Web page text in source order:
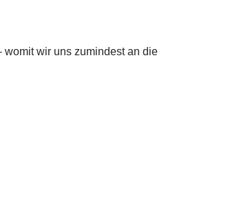
womit wir uns zumindest an die